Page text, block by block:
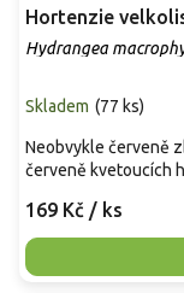
Hortenzie
Hydrangea
Skladem (77 ks)
169 Kč / ks
Neobvykle červeně
červeně kvetoucích